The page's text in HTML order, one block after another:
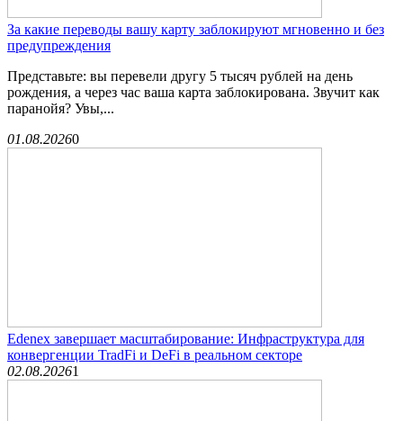
За какие переводы вашу карту заблокируют мгновенно и без
предупреждения
Представьте: вы перевели другу 5 тысяч рублей на день
рождения, а через час ваша карта заблокирована. Звучит как
паранойя? Увы,...
01.08.20260
Edenex завершает масштабирование: Инфраструктура для
конвергенции TradFi и DeFi в реальном секторе
02.08.20261